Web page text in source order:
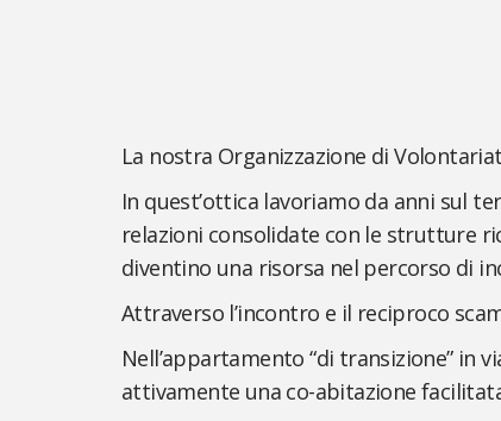
La nostra Organizzazione di
In quest’ottica lavoriamo da anni sul
relazioni consolidate con le strutture
diventino una risorsa nel percorso di
Attraverso l’incontro e il reciproco
Nell’appartamento “di transizione” in
attivamente una co-abitazione